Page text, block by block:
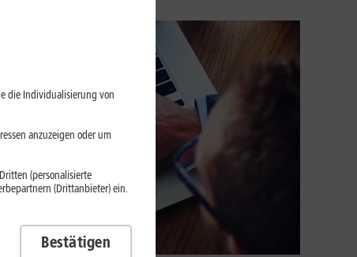
die Individualisierung von
anzuzeigen oder um
(personalisierte
(Drittanbieter) ein.
Bestätigen